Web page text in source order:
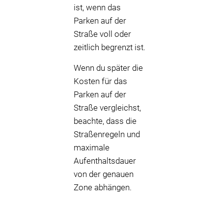
ist, wenn das
Parken auf der
Straße voll oder
zeitlich begrenzt ist.
Wenn du später die
Kosten für das
Parken auf der
Straße vergleichst,
beachte, dass die
Straßenregeln und
maximale
Aufenthaltsdauer
von der genauen
Zone abhängen.